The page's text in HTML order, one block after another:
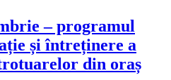
– programul
și întreținere a
din oraș